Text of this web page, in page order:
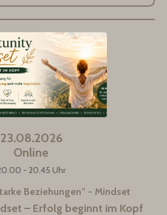
23.08.2026
Online
- 20.45 Uhr
Beziehungen” - Mindset
– Erfolg beginnt im Kopf